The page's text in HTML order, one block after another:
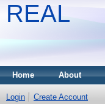
REAL
Home About
Login Create Account